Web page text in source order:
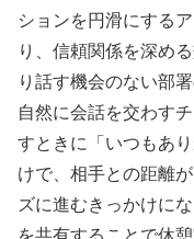
ションを円滑にする
り、信頼関係を深め
り話す機会のない部
自然に会話を交わす
すときに「いつもあ
けで、相手との距離
ズに進むきっかけに
を共有することで休